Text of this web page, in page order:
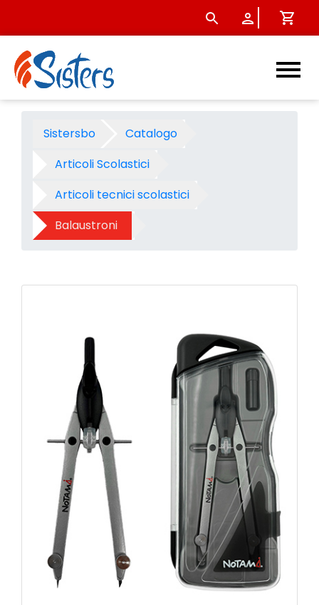
Balaustrone fisso Notami -
Sistersbo
Catalogo
Articoli Scolastici
Articoli tecnici scolastici
Balaustroni